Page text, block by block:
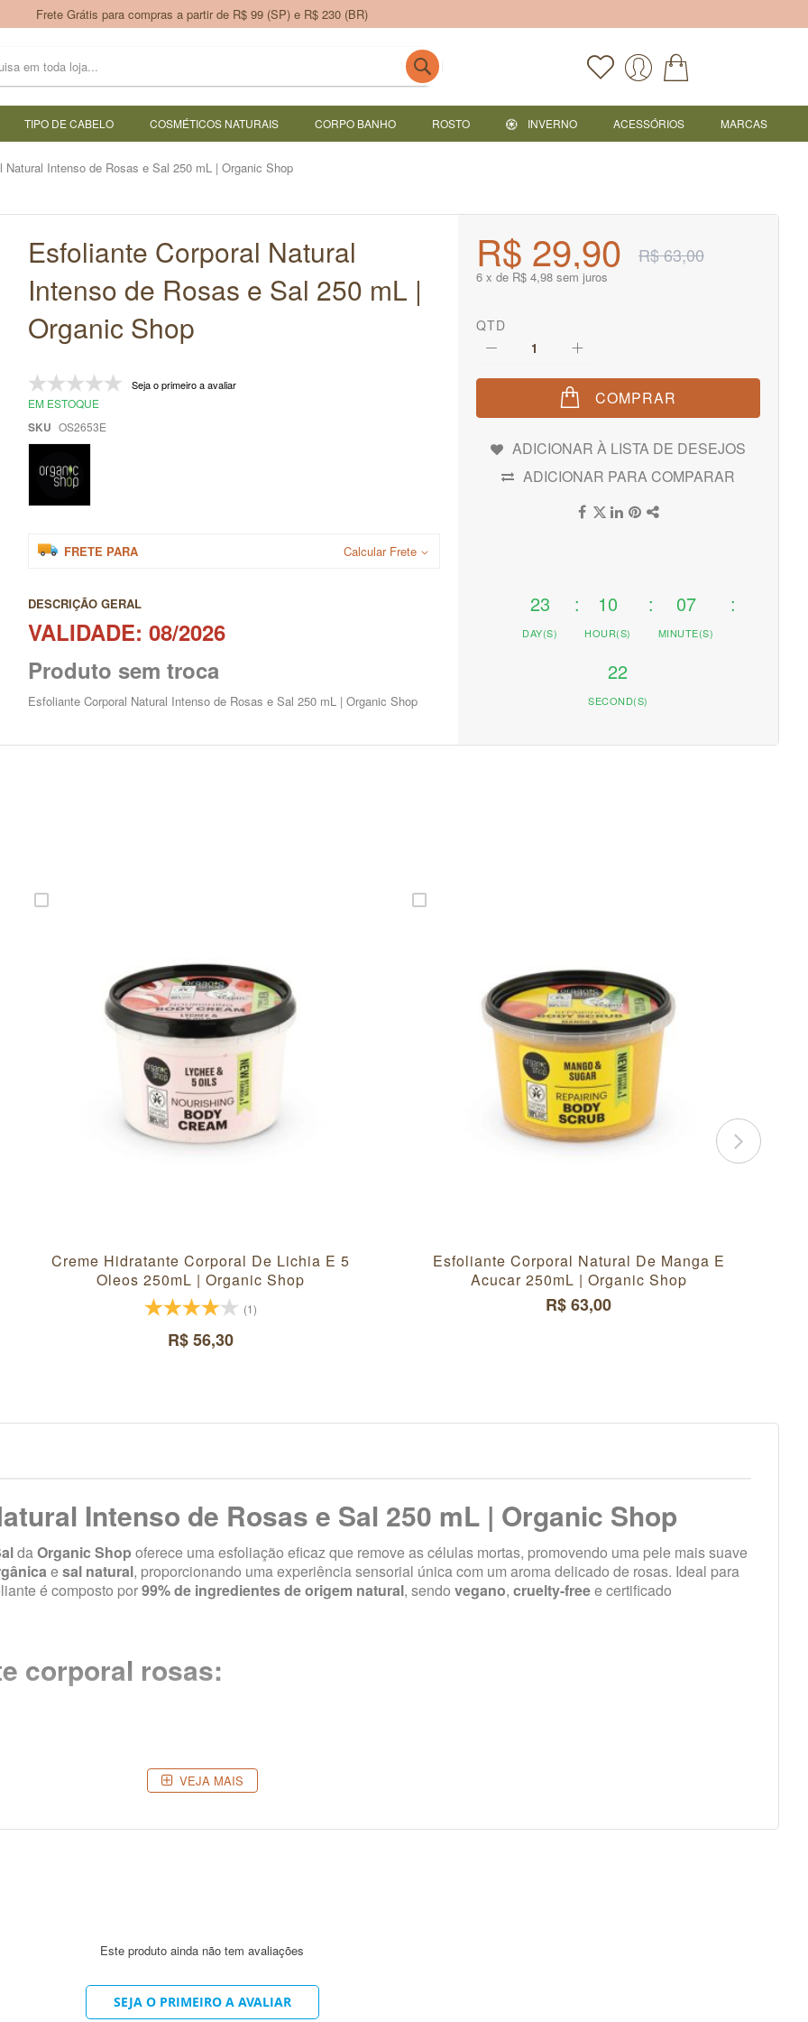
Frete Grátis para compras a partir de R$ 99 (SP) e R$ 230 (BR)
TIPO DE CABELO COSMÉTICOS NATURAIS CORPO BANHO ROSTO INVERNO ACESSÓRIOS MARCAS
Natural Intenso de Rosas e Sal 250 mL | Organic Shop
Esfoliante Corporal Natural
Intenso de Rosas e Sal 250 mL |
Organic Shop
Seja o primeiro a avaliar
EM ESTOQUE
SKU OS2653E
FRETE PARA Calcular Frete
DESCRIÇÃO GERAL
VALIDADE: 08/2026
Produto sem troca
Esfoliante Corporal Natural Intenso de Rosas e Sal 250 mL | Organic Shop
R$ 29,90 R$ 63,00
6 x de R$ 4,98 sem juros
QTD
COMPRAR
ADICIONAR À LISTA DE DESEJOS
ADICIONAR PARA COMPARAR
23
DAY(S)
10
HOUR(S)
07
MINUTE(S)
21
SECOND(S)
Creme Hidratante Corporal De Lichia E 5
Oleos 250mL | Organic Shop
(1)
R$ 56,30
Esfoliante Corporal Natural De Manga E
Acucar 250mL | Organic Shop
R$ 63,00
Intenso de Rosas e Sal 250 mL | Organic Shop
daOrganic Shop oferece uma esfoliação eficaz que remove as células mortas, promovendo uma pele mais suave
e sal natural, proporcionando uma experiência sensorial única com um aroma delicado de rosas. Ideal para
é composto por99% de ingredientes de origem natural, sendo vegano, cruelty-freee certificado
corporal rosas:
PABA, EDTA, LSS, conservantes derivados de formol e parabenos, não contém Glúten nem Lactose. sem fragrância sintética. Nao
VEJA MAIS
Este produto ainda não tem avaliações
SEJA O PRIMEIRO A AVALIAR